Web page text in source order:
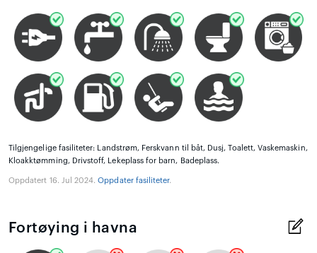
Tilgjengelige fasiliteter: Landstrøm, Ferskvann til båt, Dusj, Toalett, Vaskemaskin,
Kloakktømming, Drivstoff, Lekeplass for barn, Badeplass.
Oppdatert 16. Jul 2024.Oppdater fasiliteter.
Fortøying i havna